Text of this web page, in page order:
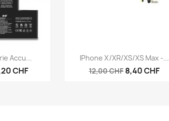
Accu...
CHF
Aperçu rapide
IPhone X/XR/XS/XS Max -...
12,00 CHF 8,40 CHF